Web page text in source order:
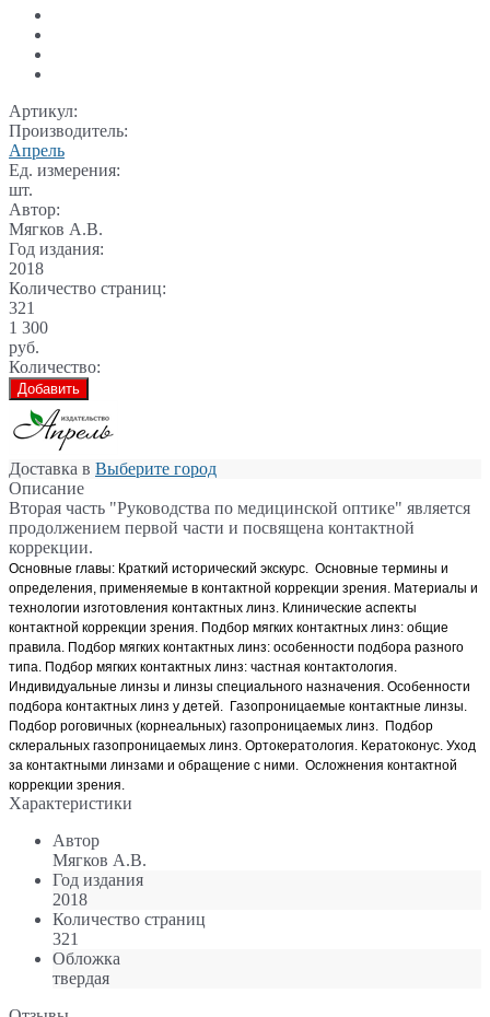
Артикул:
Производитель:
Апрель
Ед. измерения:
шт.
Автор:
Мягков А.В.
Год издания:
2018
Количество страниц:
321
1 300
руб.
Количество:
Добавить
Доставка в Выберите город
Описание
Вторая часть "Руководства по медицинской оптике" является
продолжением первой части и посвящена контактной
коррекции.
Основные главы: Краткий исторический экскурс. Основные термины и
определения, применяемые в контактной коррекции зрения. Материалы и
технологии изготовления контактных линз. Клинические аспекты
контактной коррекции зрения. Подбор мягких контактных линз: общие
правила. Подбор мягких контактных линз: особенности подбора разного
типа. Подбор мягких контактных линз: частная контактология.
Индивидуальные линзы и линзы специального назначения. Особенности
подбора контактных линз у детей. Газопроницаемые контактные линзы.
Подбор роговичных (корнеальных) газопроницаемых линз. Подбор
склеральных газопроницаемых линз. Ортокератология. Кератоконус. Уход
за контактными линзами и обращение с ними. Осложнения контактной
коррекции зрения.
Характеристики
Автор
Мягков А.В.
Год издания
2018
Количество страниц
321
Обложка
твердая